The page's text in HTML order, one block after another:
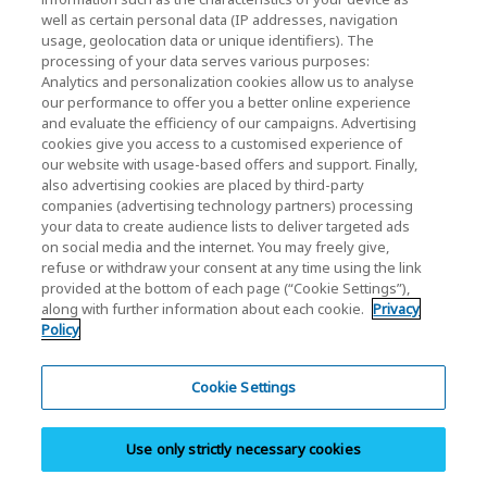
Relación con inversores
Política de privacidad
Cookie Settings
Términos y condiciones
Marcas comerciales
Sistema de denuncia de irregularidades
well as certain personal data (IP addresses, navigation
usage, geolocation data or unique identifiers). The
processing of your data serves various purposes:
Analytics and personalization cookies allow us to analyse
our performance to offer you a better online experience
and evaluate the efficiency of our campaigns. Advertising
cookies give you access to a customised experience of
our website with usage-based offers and support. Finally,
also advertising cookies are placed by third-party
companies (advertising technology partners) processing
your data to create audience lists to deliver targeted ads
on social media and the internet. You may freely give,
refuse or withdraw your consent at any time using the link
provided at the bottom of each page (“Cookie Settings”),
along with further information about each cookie. Privacy
Policy
Cookie Settings
Use only strictly necessary cookies